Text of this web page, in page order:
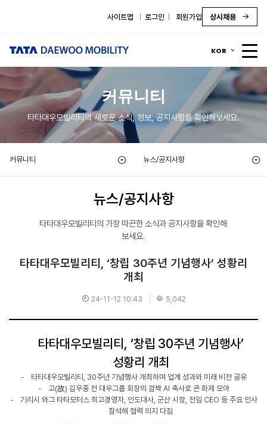
사이트맵 로그인 회원가입 상시채용
KOR
커뮤니티
타타대우모빌리티의 새로운 소식, 정보, 공지사항을 확인해보세요.
커뮤니티 뉴스/공지사항
뉴스/공지사항
타타대우모빌리티의 가장 따끈한 소식과 공지사항을 확인해
보세요.
타타대우모빌리티, ‘창립 30주년 기념행사’ 성황리
개최
24-11-12 10:43 5,042
타타대우모빌리티 , ‘창립 30주년 기념행사’
성황리 개최
- 타타대우모빌리티 , 30주년 기념행사 개최하며 업계 성과와 미래 비전 공유
-
고(故) 김우중 전 대우그룹 회장의 깜짝AI 축사로 큰 화제 모아
-
기리시 와그 타타모터스 최고경영자, 인도대사, 군산 시장, 전임 CEO 등 주요 인사
참석해 협력 의지 다짐